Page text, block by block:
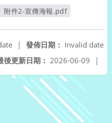
附件2-宣傳海報.pdf
發佈日期： Invalid date
|
後更新日期： 2026-06-09 |